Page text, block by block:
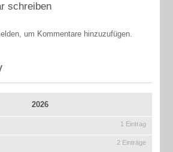
schreiben
um Kommentare hinzuzufügen.
2026
1 Eintrag
2 Einträge